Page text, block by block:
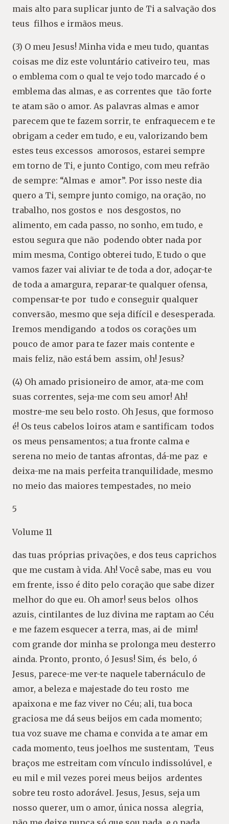
mais alto para suplicar junto de Ti a salvação dos
teus filhos e irmãos meus.
(3) O meu Jesus! Minha vida e meu tudo, quantas
coisas me diz este voluntário cativeiro teu, mas
o emblema com o qual te vejo todo marcado é o
emblema das almas, e as correntes que tão forte
te atam são o amor. As palavras almas e amor
parecem que te fazem sorrir, te enfraquecem e te
obrigam a ceder em tudo, e eu, valorizando bem
estes teus excessos amorosos, estarei sempre
em torno de Ti, e junto Contigo, com meu refrão
de sempre: “Almas e amor”. Por isso neste dia
quero a Ti, sempre junto comigo, na oração, no
trabalho, nos gostos e nos desgostos, no
alimento, em cada passo, no sonho, em tudo, e
estou segura que não podendo obter nada por
mim mesma, Contigo obterei tudo, E tudo o que
vamos fazer vai aliviar te de toda a dor, adoçar-te
de toda a amargura, reparar-te qualquer ofensa,
compensar-te por tudo e conseguir qualquer
conversão, mesmo que seja difícil e desesperada.
Iremos mendigando a todos os corações um
pouco de amor para te fazer mais contente e
mais feliz, não está bem assim, oh! Jesus?
(4) Oh amado prisioneiro de amor, ata-me com
suas correntes, seja-me com seu amor! Ah!
mostre-me seu belo rosto. Oh Jesus, que formoso
é! Os teus cabelos loiros atam e santificam todos
os meus pensamentos; a tua fronte calma e
serena no meio de tantas afrontas, dá-me paz e
deixa-me na mais perfeita tranquilidade, mesmo
no meio das maiores tempestades, no meio
5
Volume 11
das tuas próprias privações, e dos teus caprichos
que me custam à vida. Ah! Você sabe, mas eu vou
em frente, isso é dito pelo coração que sabe dizer
melhor do que eu. Oh amor! seus belos olhos
azuis, cintilantes de luz divina me raptam ao Céu
e me fazem esquecer a terra, mas, ai de mim!
com grande dor minha se prolonga meu desterro
ainda. Pronto, pronto, ó Jesus! Sim, és belo, ó
Jesus, parece-me ver-te naquele tabernáculo de
amor, a beleza e majestade do teu rosto me
apaixona e me faz viver no Céu; ali, tua boca
graciosa me dá seus beijos em cada momento;
tua voz suave me chama e convida a te amar em
cada momento, teus joelhos me sustentam, Teus
braços me estreitam com vínculo indissolúvel, e
eu mil e mil vezes porei meus beijos ardentes
sobre teu rosto adorável. Jesus, Jesus, seja um
nosso querer, um o amor, única nossa alegria,